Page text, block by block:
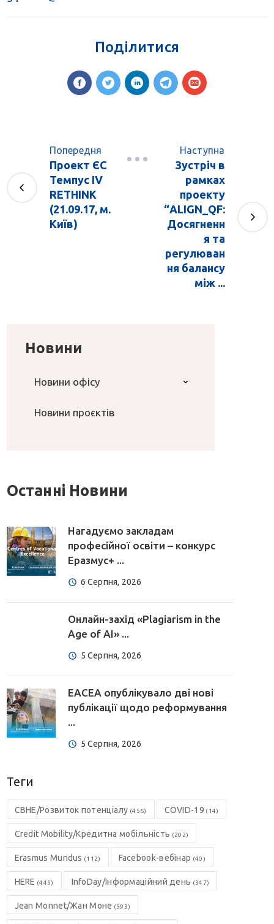
Поділитися
Попередня
Проект ЄС
Темпус IV
RETHINK
(21.09.17, м.
Київ)
Наступна
Зустріч в
рамках
проекту
“ALIGN_QF:
Досягненн
я та
регулюван
ня балансу
між ...
Новини
Новини офісу
Новини проєктів
Останні Новини
Нагадуємо закладам
професійної освіти – конкурс
Еразмус+ ...
6 Серпня, 2026
Онлайн-захід «Plagiarism in the
Age of AI» ...
5 Серпня, 2026
EACEA опублікувало дві нові
публікації щодо реформування
...
5 Серпня, 2026
Теги
CBHE/Розвиток потенціалу (456) COVID-19 (14)
Credit Mobility/Кредитна мобільність (202)
Erasmus Mundus (112) Facebook-вебінар (40)
HERE (445) InfoDay/Інформаційний день (347)
Jean Monnet/Жан Моне (593)